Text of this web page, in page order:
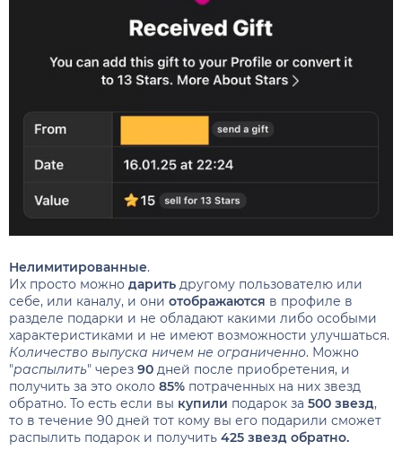
Нелимитированные.
Их просто можно дарить другому пользователю или
себе, или каналу, и они отображаются в профиле в
разделе подарки и не обладают какими либо особыми
характеристиками и не имеют возможности улучшаться.
Количество выпуска ничем не ограниченно. Можно
"распылить" через 90 дней после приобретения, и
получить за это около 85% потраченных на них звезд
обратно. То есть если вы купили подарок за 500 звезд,
то в течение 90 дней тот кому вы его подарили сможет
распылить подарок и получить 425 звезд обратно.